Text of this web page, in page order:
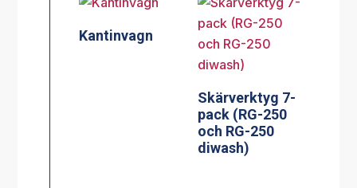
Kantinvagn
Skärverktyg 7-
pack (RG-250
och RG-250
diwash)